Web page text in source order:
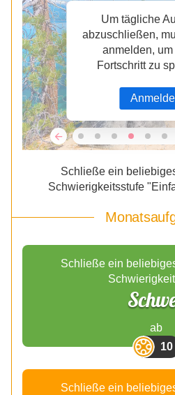
Um tägliche
abzuschließen,
anmelden,
Fortschritt zu
Schließe ein
Schwierigkeitsstufe
Schließe ein
ab
10
Schließe ein